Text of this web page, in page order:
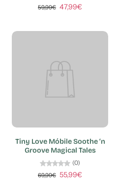
59,99€ 47,99€
Tiny Love Móbile Soothe ‘n
Groove Magical Tales
(0)
69,99€ 55,99€